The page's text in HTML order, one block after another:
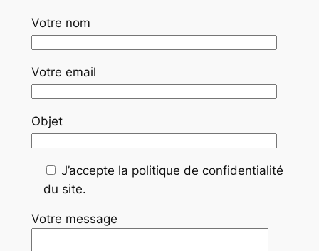
Votre nom
Votre email
Objet
J’accepte la politique de confidentialité
du site.
Votre message